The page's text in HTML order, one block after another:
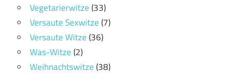
Vegetarierwitze(33)
Versaute Sexwitze(7)
Versaute Witze(36)
Was-Witze(2)
Weihnachtswitze(38)